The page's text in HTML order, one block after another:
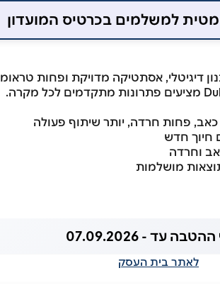
דיגיטלי, אסתטיקה מדויקת ופחות
פחות חרדה, יותר שיתוף פעולה
חיוך חדש
וחרדה
מושלמות
עד - 07.09.2026
לאתר בית העסק